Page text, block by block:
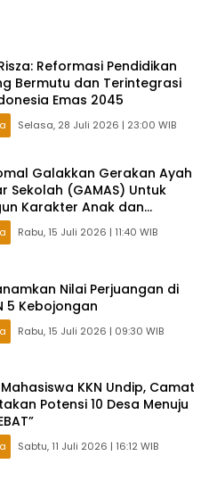
Reformasi Pendidikan
Bermutu dan Terintegrasi
Emas 2045
Selasa, 28 Juli 2026 | 23:00 WIB
Galakkan Gerakan Ayah
Sekolah (GAMAS) Untuk
Karakter Anak dan
Keluarga di Pemalang
Rabu, 15 Juli 2026 | 11:40 WIB
Nilai Perjuangan di
5 Kebojongan
Rabu, 15 Juli 2026 | 09:30 WIB
KKN Undip, Camat
Potensi 10 Desa Menuju
Sabtu, 11 Juli 2026 | 16:12 WIB